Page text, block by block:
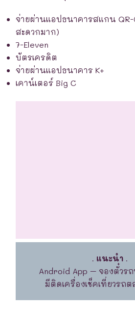
จ่ายผ่านแอปธนาคารสแกน QR-
สะดวกมาก)
7-Eleven
บัตรเครดิต
จ่ายผ่านแอปธนาคาร K+
เคาน์เตอร์ Big C
. แนะนำ.
Android App – จองตั๋วร
มีติดเครื่องเช็คเที่ยวรถ